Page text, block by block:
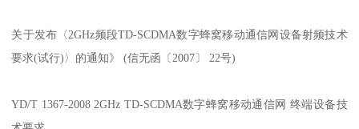
关于发布〈2GHz频段TD-SCDMA数字蜂窝移动通信网设备射频技术
要求(试行)〉的通知》 (信无函〔2007〕 22号)
YD/T 1367-2008 2GHz TD-SCDMA数字蜂窝移动通信网 终端设备技